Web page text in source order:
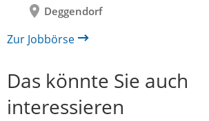
Deggendorf
Zur Jobbörse
Das könnte Sie auch
interessieren